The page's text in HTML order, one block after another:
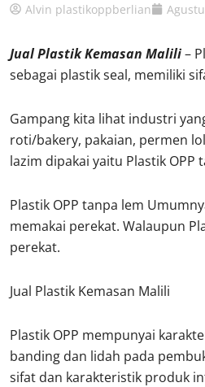
Alvin plastikoppberlian
Jual Plastik Kemasan Malili–
sebagai plastik seal, memiliki
Gampang kita lihat industri
roti/bakery, pakaian, permen
lazim dipakai yaitu Plastik OPP
Plastik OPP tanpa lem
memakai perekat. Walaupun
perekat.
Jual Plastik Kemasan Malili
Plastik OPP mempunyai
banding dan lidah pada
sifat dan karakteristik produk